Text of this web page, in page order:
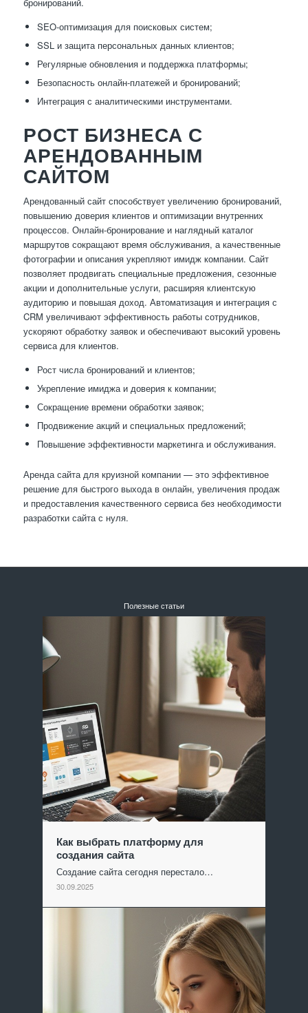
SEO-оптимизация для поисковых систем;
SSL и защита персональных данных клиентов;
Регулярные обновления и поддержка платформы;
Безопасность онлайн-платежей и бронирований;
Интеграция с аналитическими инструментами.
РОСТ БИЗНЕСА С
АРЕНДОВАННЫМ
САЙТОМ
Арендованный сайт способствует увеличению бронирований,
повышению доверия клиентов и оптимизации внутренних
процессов. Онлайн-бронирование и наглядный каталог
маршрутов сокращают время обслуживания, а качественные
фотографии и описания укрепляют имидж компании. Сайт
позволяет продвигать специальные предложения, сезонные
акции и дополнительные услуги, расширяя клиентскую
аудиторию и повышая доход. Автоматизация и интеграция с
CRM увеличивают эффективность работы сотрудников,
ускоряют обработку заявок и обеспечивают высокий уровень
сервиса для клиентов.
Рост числа бронирований и клиентов;
Укрепление имиджа и доверия к компании;
Сокращение времени обработки заявок;
Продвижение акций и специальных предложений;
Повышение эффективности маркетинга и обслуживания.
Аренда сайта для круизной компании — это эффективное
решение для быстрого выхода в онлайн, увеличения продаж
и предоставления качественного сервиса без необходимости
разработки сайта с нуля.
Полезные статьи
Как выбрать платформу для
создания сайта
Создание сайта сегодня перестало…
30.09.2025